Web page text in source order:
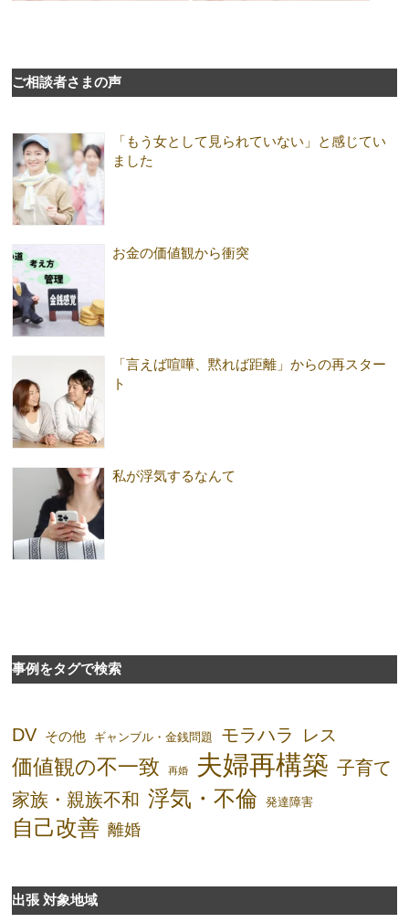
ご相談者さまの声
「もう女として見られていない」と感じてい
ました
お金の価値観から衝突
「言えば喧嘩、黙れば距離」からの再スター
ト
私が浮気するなんて
事例をタグで検索
DV その他 ギャンブル・金銭問題 モラハラ レス
価値観の不一致 再婚 夫婦再構築 子育て
家族・親族不和 浮気・不倫 発達障害
自己改善 離婚
出張 対象地域